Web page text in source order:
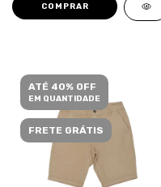
COMPRAR
ATÉ 40% OFF
EM QUANTIDADE
FRETE GRÁTIS